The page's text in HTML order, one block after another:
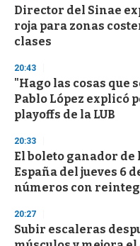
Director del Sinae
roja para zonas
clases
20:43
"Hago las cosas que
Pablo López explicó
playoffs de la LUB
20:33
El boleto ganador
España del jueves 6
números con
20:27
Subir escaleras